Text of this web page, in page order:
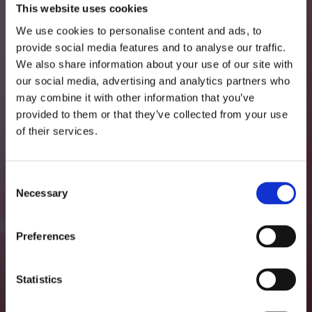
This website uses cookies
We use cookies to personalise content and ads, to
provide social media features and to analyse our traffic.
We also share information about your use of our site with
our social media, advertising and analytics partners who
may combine it with other information that you’ve
provided to them or that they’ve collected from your use
of their services.
Necessary
Preferences
Statistics
Nahtlose
Vernetzung
Cleanroom Technologies